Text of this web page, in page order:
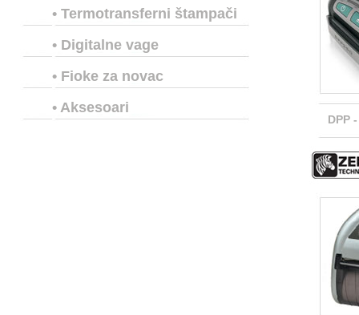
• Termotransferni štampači
• Digitalne vage
• Fioke za novac
• Aksesoari
DPP